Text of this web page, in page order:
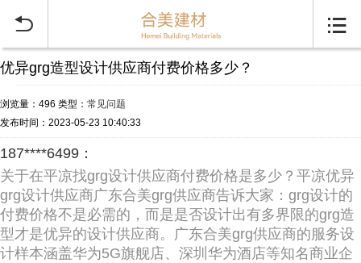
 
优异grg造型设计供应商付费价格多少？
浏览量：496 类型： 常见问题
发布时间：2023-05-23 10:40:33
187****6499：
关于在平凉找grg设计供应商付费价格是多少？平凉优异
grg设计供应商广东合美grg供应商告诉大家：grg设计的
付费价格不是必需的，而是是否设计出有多界限的grg造
型才是优异的设计供应商。广东合美grg供应商的服务设
计样本涵盖华为5G旗舰店、深圳华为酒店等知名商业企